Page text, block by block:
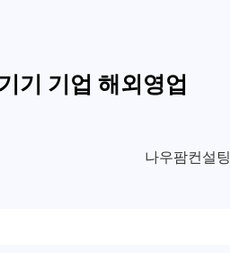
기 기업 해외영업
나우팜컨설팅